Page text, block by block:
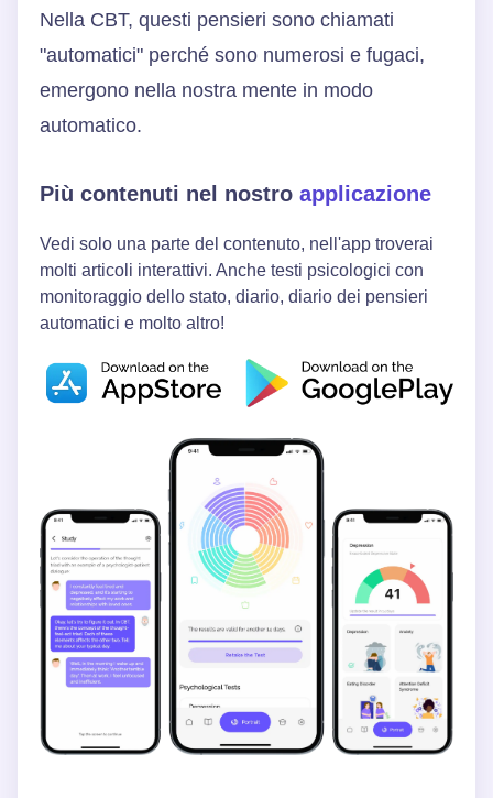
Nella CBT, questi pensieri sono chiamati
"automatici" perché sono numerosi e fugaci,
emergono nella nostra mente in modo
automatico.
Più contenuti nel nostro applicazione
Vedi solo una parte del contenuto, nell'app troverai
molti articoli interattivi. Anche testi psicologici con
monitoraggio dello stato, diario, diario dei pensieri
automatici e molto altro!